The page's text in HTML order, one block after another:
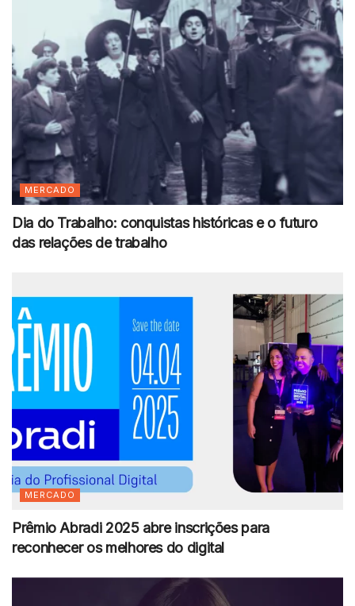
MERCADO
Dia do Trabalho: conquistas históricas e o futuro
das relações de trabalho
MERCADO
Prêmio Abradi 2025 abre inscrições para
reconhecer os melhores do digital